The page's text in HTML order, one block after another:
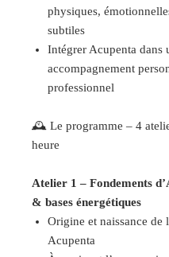
physiques,
subtiles
Intégrer Acupenta dans
accompagnement
professionnel
🕰️ Le programme – 4
heure
Atelier 1 – Fondements
& bases énergétiques
Origine et naissance de
Acupenta